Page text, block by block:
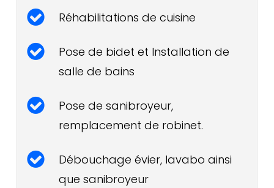
Réhabilitations de cuisine
Pose de bidet et Installation de
salle de bains
Pose de sanibroyeur,
remplacement de robinet.
Débouchage évier, lavabo ainsi
que sanibroyeur